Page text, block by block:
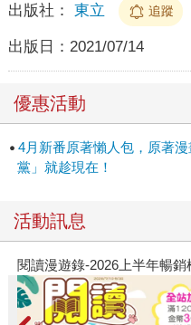
出版社： 東立 追蹤
出版日： 2021/07/14
優惠活動
4月新番原著懶人包，原著
黨」就趁現在！
活動訊息
閱讀漫遊錄-2026上半年暢銷